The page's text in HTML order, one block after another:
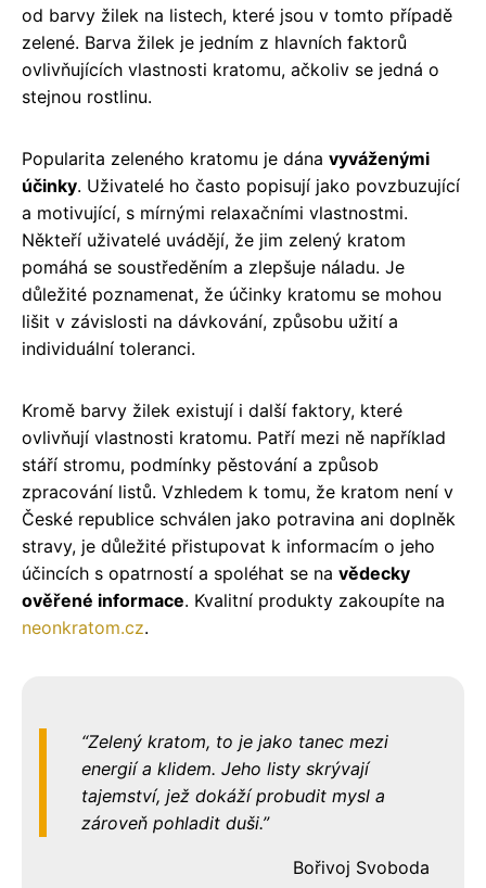
od barvy žilek na listech, které jsou v tomto případě
zelené. Barva žilek je jedním z hlavních faktorů
ovlivňujících vlastnosti kratomu, ačkoliv se jedná o
stejnou rostlinu.
Popularita zeleného kratomu je dána vyváženými
účinky. Uživatelé ho často popisují jako povzbuzující
a motivující, s mírnými relaxačními vlastnostmi.
Někteří uživatelé uvádějí, že jim zelený kratom
pomáhá se soustředěním a zlepšuje náladu. Je
důležité poznamenat, že účinky kratomu se mohou
lišit v závislosti na dávkování, způsobu užití a
individuální toleranci.
Kromě barvy žilek existují i ​​další faktory, které
ovlivňují vlastnosti kratomu. Patří mezi ně například
stáří stromu, podmínky pěstování a způsob
zpracování listů. Vzhledem k tomu, že kratom není v
České republice schválen jako potravina ani doplněk
stravy, je důležité přistupovat k informacím o jeho
účincích s opatrností a spoléhat se na vědecky
ověřené informace. Kvalitní produkty zakoupíte na
neonkratom.cz.
Zelený kratom, to je jako tanec mezi
energií a klidem. Jeho listy skrývají
tajemství, jež dokáží probudit mysl a
zároveň pohladit duši.
Bořivoj Svoboda